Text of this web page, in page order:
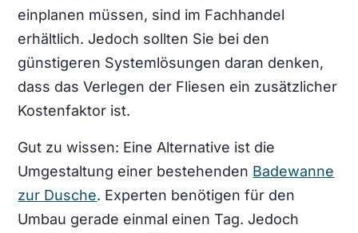
einplanen müssen, sind im Fachhandel
erhältlich. Jedoch sollten Sie bei den
günstigeren Systemlösungen daran denken,
dass das Verlegen der Fliesen ein zusätzlicher
Kostenfaktor ist.
Gut zu wissen: Eine Alternative ist die
Umgestaltung einer bestehenden Badewanne
zur Dusche. Experten benötigen für den
Umbau gerade einmal einen Tag. Jedoch